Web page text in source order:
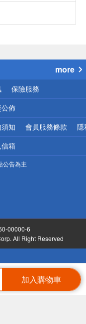
加入購物車
more
保險服務
佈
知 會員服務條款 隱
箱
公告為主
00000-6
All Right Reserved